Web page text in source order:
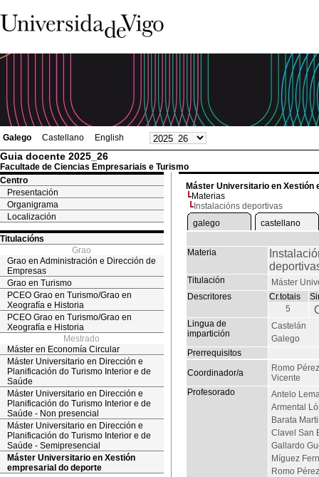
Galego Castellano English
Guia docente 2025_26
Facultade de Ciencias Empresariais e Turismo
Centro
Presentación
Organigrama
Localización
Titulacións
Grao
Grao en Administración e Dirección de
Empresas
Grao en Turismo
PCEO Grao en Turismo/Grao en
Xeografía e Historia
PCEO Grao en Turismo/Grao en
Xeografía e Historia
Mestrado
Máster en Economía Circular
Máster Universitario en Dirección e
Planificación do Turismo Interior e de
Saúde
Máster Universitario en Dirección e
Planificación do Turismo Interior e de
Saúde - Non presencial
Máster Universitario en Dirección e
Planificación do Turismo Interior e de
Saúde - Semipresencial
Máster Universitario en Xestión
empresarial do deporte
Máster Universitario en Xestión
Materias
Instalacións deportivas
galego
castellano
Materia
Titulación
Máster
Descritores
Cr.totais
5
Lingua de
impartición
Castelán
Galego
Prerrequisitos
Coordinador/a
Romo
Vicente
Profesorado
Antelo
Armental
Barata
Clavel San
Gallardo
Míguez
Romo